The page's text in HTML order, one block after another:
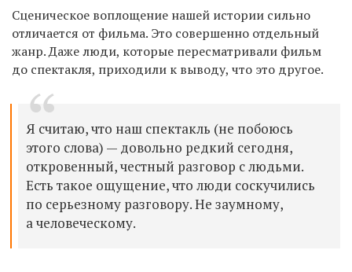
Сценическое воплощение нашей истории сильно
отличается от фильма. Это совершенно отдельный
жанр. Даже люди, которые пересматривали фильм
до спектакля, приходили к выводу, что это другое.
Я считаю, что наш спектакль (не побоюсь
этого слова) — довольно редкий сегодня,
откровенный, честный разговор с людьми.
Есть такое ощущение, что люди соскучились
по серьезному разговору. Не заумному,
а человеческому.